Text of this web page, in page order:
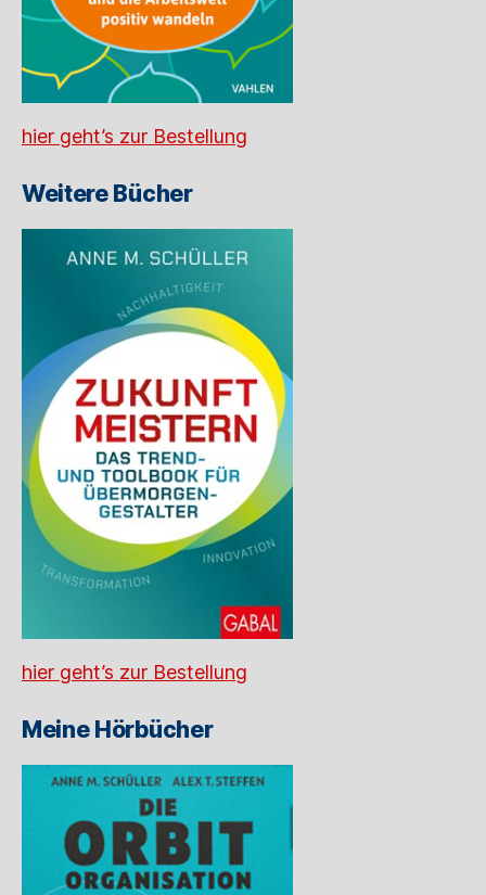
hier geht’s zur Bestellung
Weitere Bücher
hier geht’s zur Bestellung
Meine Hörbücher